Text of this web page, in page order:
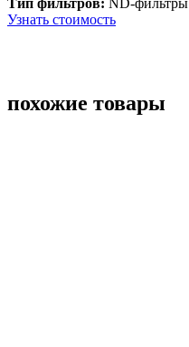
Узнать стоимость
похожие товары